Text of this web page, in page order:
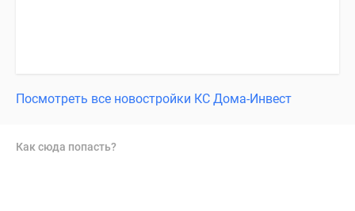
Посмотреть все новостройки КС Дома-Инвест
Как сюда попасть?